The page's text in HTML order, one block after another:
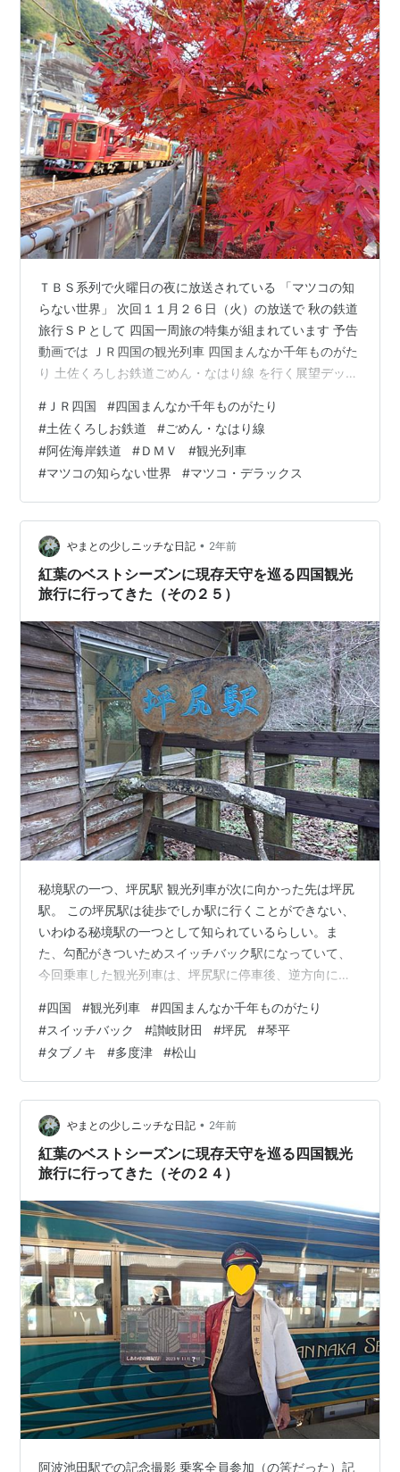
ＴＢＳ系列で火曜日の夜に放送されている 「マツコの知
らない世界」 次回１１月２６日（火）の放送で 秋の鉄道
旅行ＳＰとして 四国一周旅の特集が組まれています 予告
動画では ＪＲ四国の観光列車 四国まんなか千年ものがた
り 土佐くろしお鉄道ごめん・なはり線 を行く展望デッキ
常に期待度が高いです！ もちろん録画予約しておきまし
た 今から楽しみです！ 11/26（火）の「マツコの知らな
い世界」は、秋の鉄道旅行SP🍁予告動画には、「四国ま
んなか千年ものがたり」の姿も？！四国一周旅行、どん
なコースで回られるのでしょうか？🚃放送は11/26（火）
20時55…
# ＪＲ四国 #四国まんなか千年ものがたり
#土佐くろしお鉄道 #ごめん・なはり線
#阿佐海岸鉄道 #ＤＭＶ #観光列車
#マツコの知らない世界 #マツコ・デラックス
やまとの少しニッチな日記 • 2年前
紅葉のベストシーズンに現存天守を巡る四国観光
旅行に行ってきた（その２５）
秘境駅の一つ、坪尻駅 観光列車が次に向かった先は坪尻
駅。 この坪尻駅は徒歩でしか駅に行くことができない、
いわゆる秘境駅の一つとして知られているらしい。ま
た、勾配がきついためスイッチバック駅になっていて、
今回乗車した観光列車は、坪尻駅に停車後、逆方向に一
ッチバックって聞いた時に、方向転換して前後が逆にな
り先頭車両が最後尾になって走っていくのかなって想像
していたのだが、違ってました。なので、私の乗った１
号車は始発の大歩危駅を出た時から終点の多度津駅に到
着するまで、この坪尻駅での数百メートルの区間を除
き、常に最後尾でした。 トンネルを抜け坪尻駅に向…
#四国 #観光列車 #四国まんなか千年ものがたり
#スイッチバック #讃岐財田 #坪尻 #琴平
#タブノキ #多度津 #松山
やまとの少しニッチな日記 • 2年前
紅葉のベストシーズンに現存天守を巡る四国観光
旅行に行ってきた（その２４）
阿波池田駅での記念撮影 乗客全員参加（の筈だった）記